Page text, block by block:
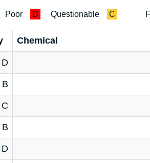
C
Questionable
D
Poor
Chemical
D
B
C
B
D